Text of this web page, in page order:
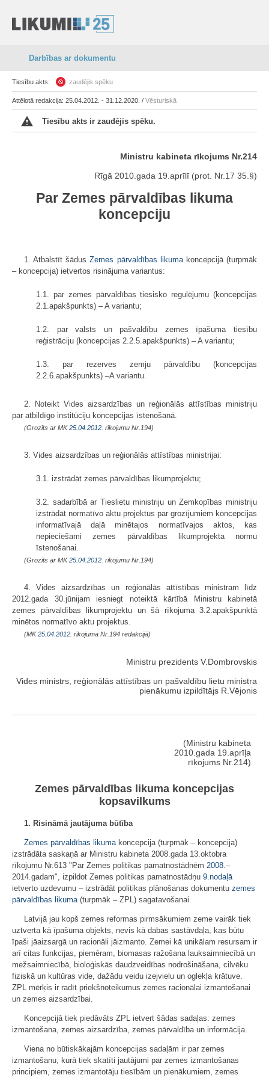
Darbības ar dokumentu
Tiesību akts: zaudējis spēku
Attēlotā redakcija: 25.04.2012. - 31.12.2020. / Vēsturiskā
Tiesību akts ir zaudējis spēku.
Ministru kabineta rīkojums Nr.214
Rīgā 2010.gada 19.aprīlī (prot. Nr.17 35.§)
Par Zemes pārvaldības likuma
koncepciju
1. Atbalstīt šādusZemes pārvaldības likumakoncepcijā (turpmāk
– koncepcija) ietvertos risinājuma variantus:
1.1. par zemes pārvaldības tiesisko regulējumu (koncepcijas
2.1.apakšpunkts) – A variantu;
1.2. par valsts un pašvaldību zemes īpašuma tiesību
reģistrāciju (koncepcijas 2.2.5.apakšpunkts) – A variantu;
1.3. par rezerves zemju pārvaldību (koncepcijas
2.2.6.apakšpunkts) –A variantu.
2. Noteikt Vides aizsardzības un reģionālās attīstības ministriju
par atbildīgo institūciju koncepcijas īstenošanā.
(Grozīts ar MK25.04.2012. rīkojumu Nr.194)
3. Vides aizsardzības un reģionālās attīstības ministrijai:
3.1. izstrādāt zemes pārvaldības likumprojektu;
3.2. sadarbībā ar Tieslietu ministriju un Zemkopības ministriju
izstrādāt normatīvo aktu projektus par grozījumiem koncepcijas
informatīvajā daļā minētajos normatīvajos aktos, kas
nepieciešami zemes pārvaldības likumprojekta normu
īstenošanai.
(Grozīts ar MK25.04.2012. rīkojumu Nr.194)
4. Vides aizsardzības un reģionālās attīstības ministram līdz
2012.gada 30.jūnijam iesniegt noteiktā kārtībā Ministru kabinetā
zemes pārvaldības likumprojektu un šā rīkojuma 3.2.apakšpunktā
minētos normatīvo aktu projektus.
(MK25.04.2012. rīkojuma Nr.194 redakcijā)
Ministru prezidents V.Dombrovskis
Vides ministrs, reģionālās attīstības un pašvaldību lietu ministra
pienākumu izpildītājs R.Vējonis
(Ministru kabineta
2010.gada 19.aprīļa
rīkojums Nr.214)
Zemes pārvaldības likuma koncepcijas
kopsavilkums
1. Risināmā jautājuma būtība
Zemes pārvaldības likumakoncepcija (turpmāk – koncepcija)
izstrādāta saskaņā ar Ministru kabineta 2008.gada 13.oktobra
rīkojumu Nr.613 "Par Zemes politikas pamatnostādnēm 2008.–
2014.gadam", izpildot Zemes politikas pamatnostādņu 9.nodaļā
ietverto uzdevumu – izstrādāt politikas plānošanas dokumentu zemes
pārvaldības likuma(turpmāk – ZPL) sagatavošanai.
Latvijā jau kopš zemes reformas pirmsākumiem zeme vairāk tiek
uztverta kā īpašuma objekts, nevis kā dabas sastāvdaļa, kas būtu
īpaši jāaizsargā un racionāli jāizmanto. Zemei kā unikālam resursam ir
arī citas funkcijas, piemēram, biomasas ražošana lauksaimniecībā un
mežsaimniecībā, bioloģiskās daudzveidības nodrošināšana, cilvēku
fiziskā un kultūras vide, dažādu veidu izejvielu un oglekļa krātuve.
ZPL mērķis ir radīt priekšnoteikumus zemes racionālai izmantošanai
un zemes aizsardzībai.
Koncepcijā tiek piedāvāts ZPL ietvert šādas sadaļas: zemes
izmantošana, zemes aizsardzība, zemes pārvaldība un informācija.
Viena no būtiskākajām koncepcijas sadaļām ir par zemes
izmantošanu, kurā tiek skatīti jautājumi par zemes izmantošanas
principiem, zemes izmantotāju tiesībām un pienākumiem, zemes